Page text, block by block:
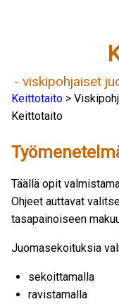
- viskipohjaiset
Keittotaito >
Keittotaito
Täällä opit
Ohjeet auttavat
tasapainoiseen
Juomasekoituksia
sekoittamalla
ravistamalla